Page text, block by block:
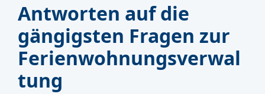
Antworten auf die
gängigsten Fragen zur
Ferienwohnungsverwal
tung